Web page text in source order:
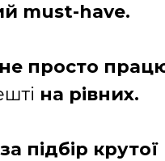
must-have.
не просто
на рівних.
підбір